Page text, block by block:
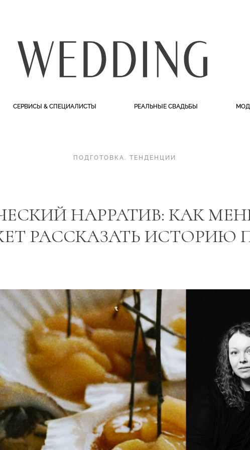
СЕРВИСЫ & СПЕЦИАЛИСТЫ РЕАЛЬНЫЕ СВАДЬБЫ
ПОДГОТОВКА. ТЕНДЕНЦИИ
НАРРАТИВ: КАК
РАССКАЗАТЬ ИСТОРИЮ